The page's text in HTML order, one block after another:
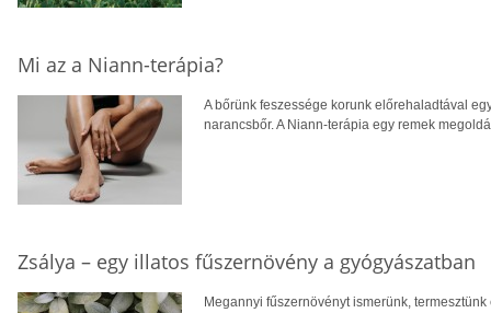
Mi az a Niann-terápia?
A bőrünk feszessége korunk előrehaladtával
narancsbőr. A Niann-terápia egy remek
Zsálya – egy illatos fűszernövény a gyógyászatban
Megannyi fűszernövényt ismerünk,